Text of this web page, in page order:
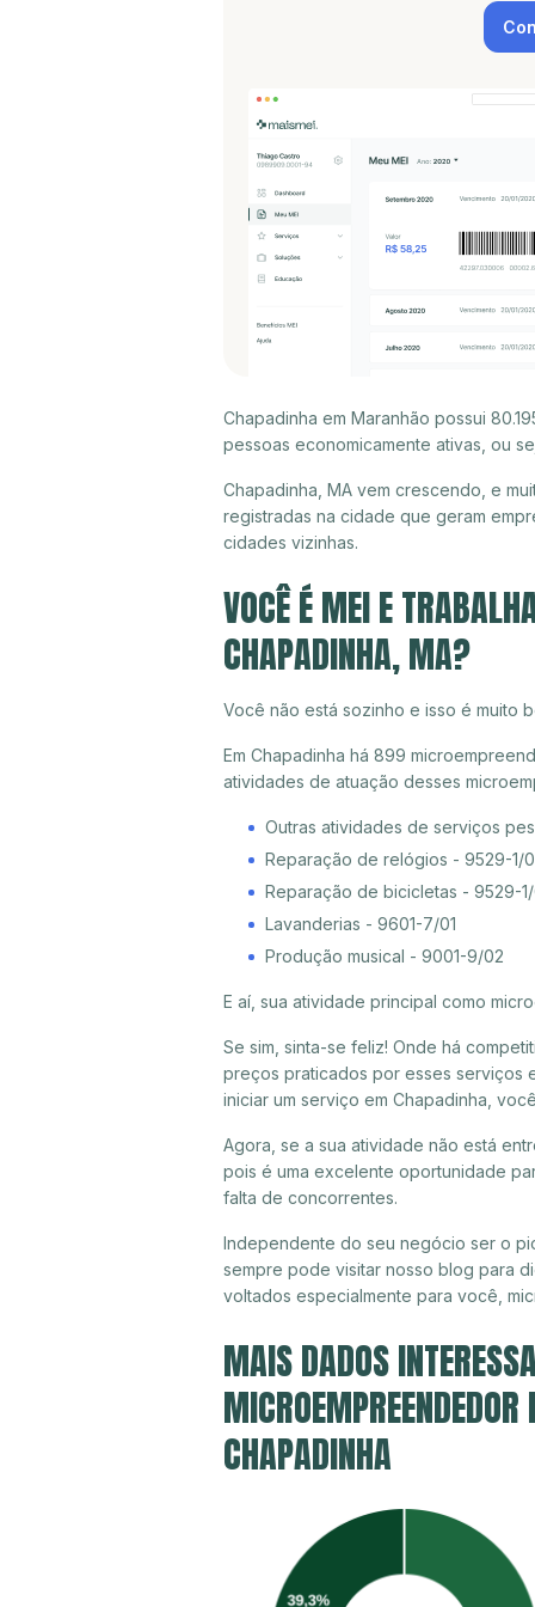
Chapadinha em Maranhão possui
pessoas economicamente ativas, ou
Chapadinha, MA vem crescendo, e
registradas na cidade que geram
cidades vizinhas.
VOCÊ É MEI E
CHAPADINHA, MA?
Você não está sozinho e isso é muito
Em Chapadinha há 899
atividades de atuação desses
Outras atividades de serviços
Reparação de relógios - 9529-1/
Reparação de bicicletas - 9529-
Lavanderias - 9601-7/01
Produção musical - 9001-9/02
E aí, sua atividade principal como
Se sim, sinta-se feliz! Onde há
preços praticados por esses serviços
iniciar um serviço em Chapadinha,
Agora, se a sua atividade não está
pois é uma excelente oportunidade
falta de concorrentes.
Independente do seu negócio ser o
sempre pode visitar nosso blog para
voltados especialmente para você,
MAIS DADOS
CHAPADINHA